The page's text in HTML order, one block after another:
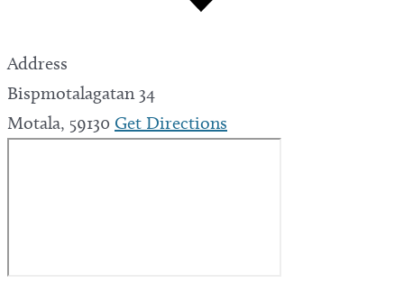
Address
Bispmotalagatan 34
Motala, 59130 Get Directions